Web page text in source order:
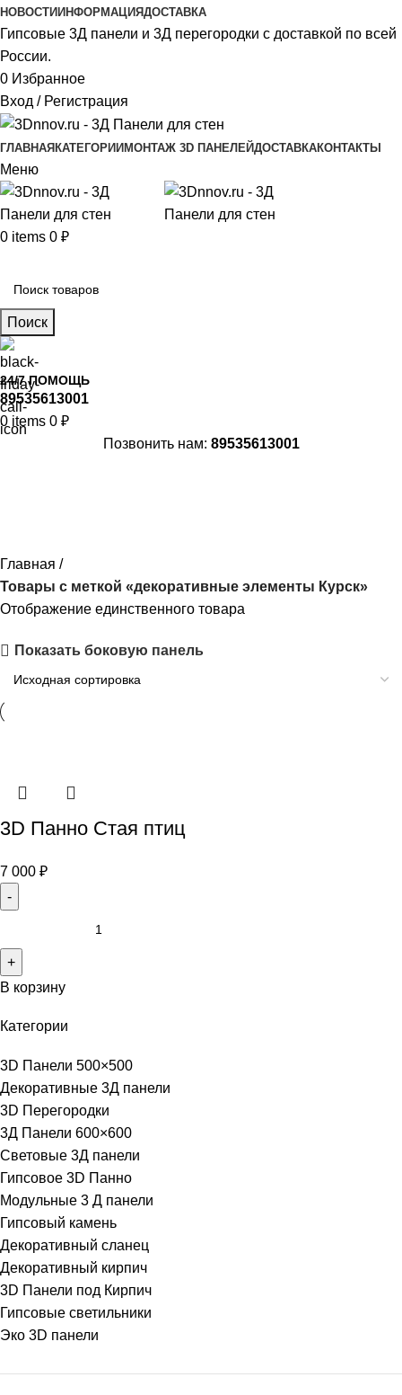
НОВОСТИ ИНФОРМАЦИЯДОСТАВКА
Гипсовые 3Д панели и 3Д перегородки с доставкой по всей
России.
0 Избранное
Вход / Регистрация
ГЛАВНАЯ КАТЕГОРИИ МОНТАЖ 3D ПАНЕЛЕЙДОСТАВКАКОНТАКТЫ
Меню
0 items 0 ₽
Поиск
24/7 ПОМОЩЬ
89535613001
0 items 0 ₽
Позвонить нам: 89535613001
Категории
3D Панели 500×500
Декоративные 3Д панели
3D Перегородки
3Д Панели 600×600
Световые 3Д панели
Гипсовое 3D Панно
Модульные 3 Д панели
Гипсовый камень
Декоративный сланец
Декоративный кирпич
3D Панели под Кирпич
Гипсовые светильники
Эко 3D панели
Главная
Товары с меткой «декоративные элементы Курск»
Отображение единственного товара
Показать боковую панель
3D Панно Стая птиц
7 000 ₽
В корзину